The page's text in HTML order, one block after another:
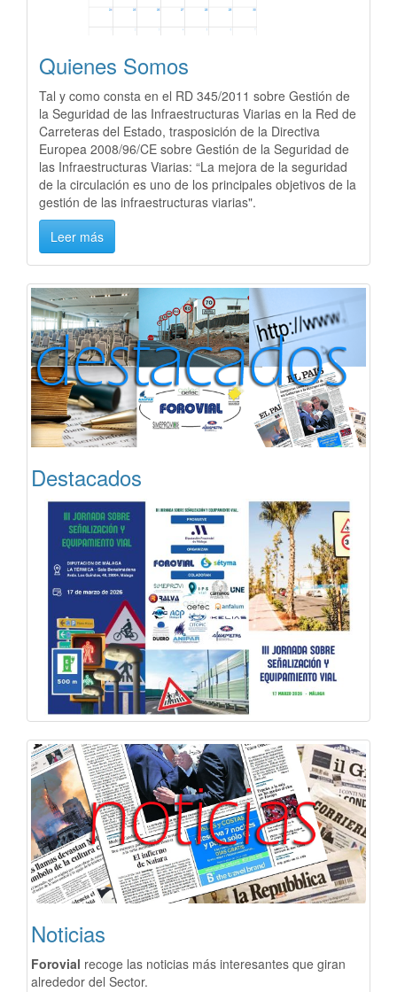
Quienes Somos
Tal y como consta en el RD 345/2011 sobre Gestión de
la Seguridad de las Infraestructuras Viarias en la Red de
Carreteras del Estado, trasposición de la Directiva
Europea 2008/96/CE sobre Gestión de la Seguridad de
las Infraestructuras Viarias: “La mejora de la seguridad
de la circulación es uno de los principales objetivos de la
gestión de las infraestructuras viarias".
Leer más
Destacados
Noticias
Forovial recoge las noticias más interesantes que giran
alrededor del Sector.